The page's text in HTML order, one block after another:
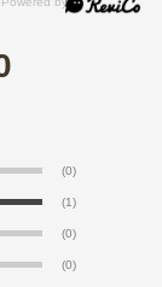
(0)
(1)
(0)
(0)